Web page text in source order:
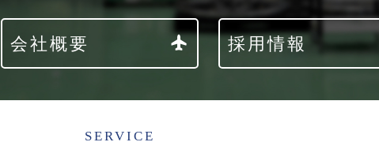
会社概要 採用情報
SERVICE